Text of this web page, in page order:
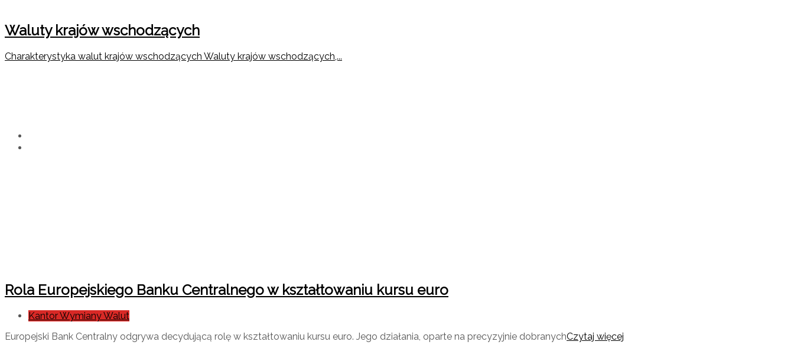
Waluty krajów wschodzących
Charakterystyka walut krajów wschodzących Waluty krajów wschodzących,...
Rola Europejskiego Banku Centralnego w kształtowaniu kursu euro
Kantor Wymiany Walut
Europejski Bank Centralny odgrywa decydującą rolę w kształtowaniu kursu euro. Jego działania, oparte na precyzyjnie dobranychCzytaj więcej